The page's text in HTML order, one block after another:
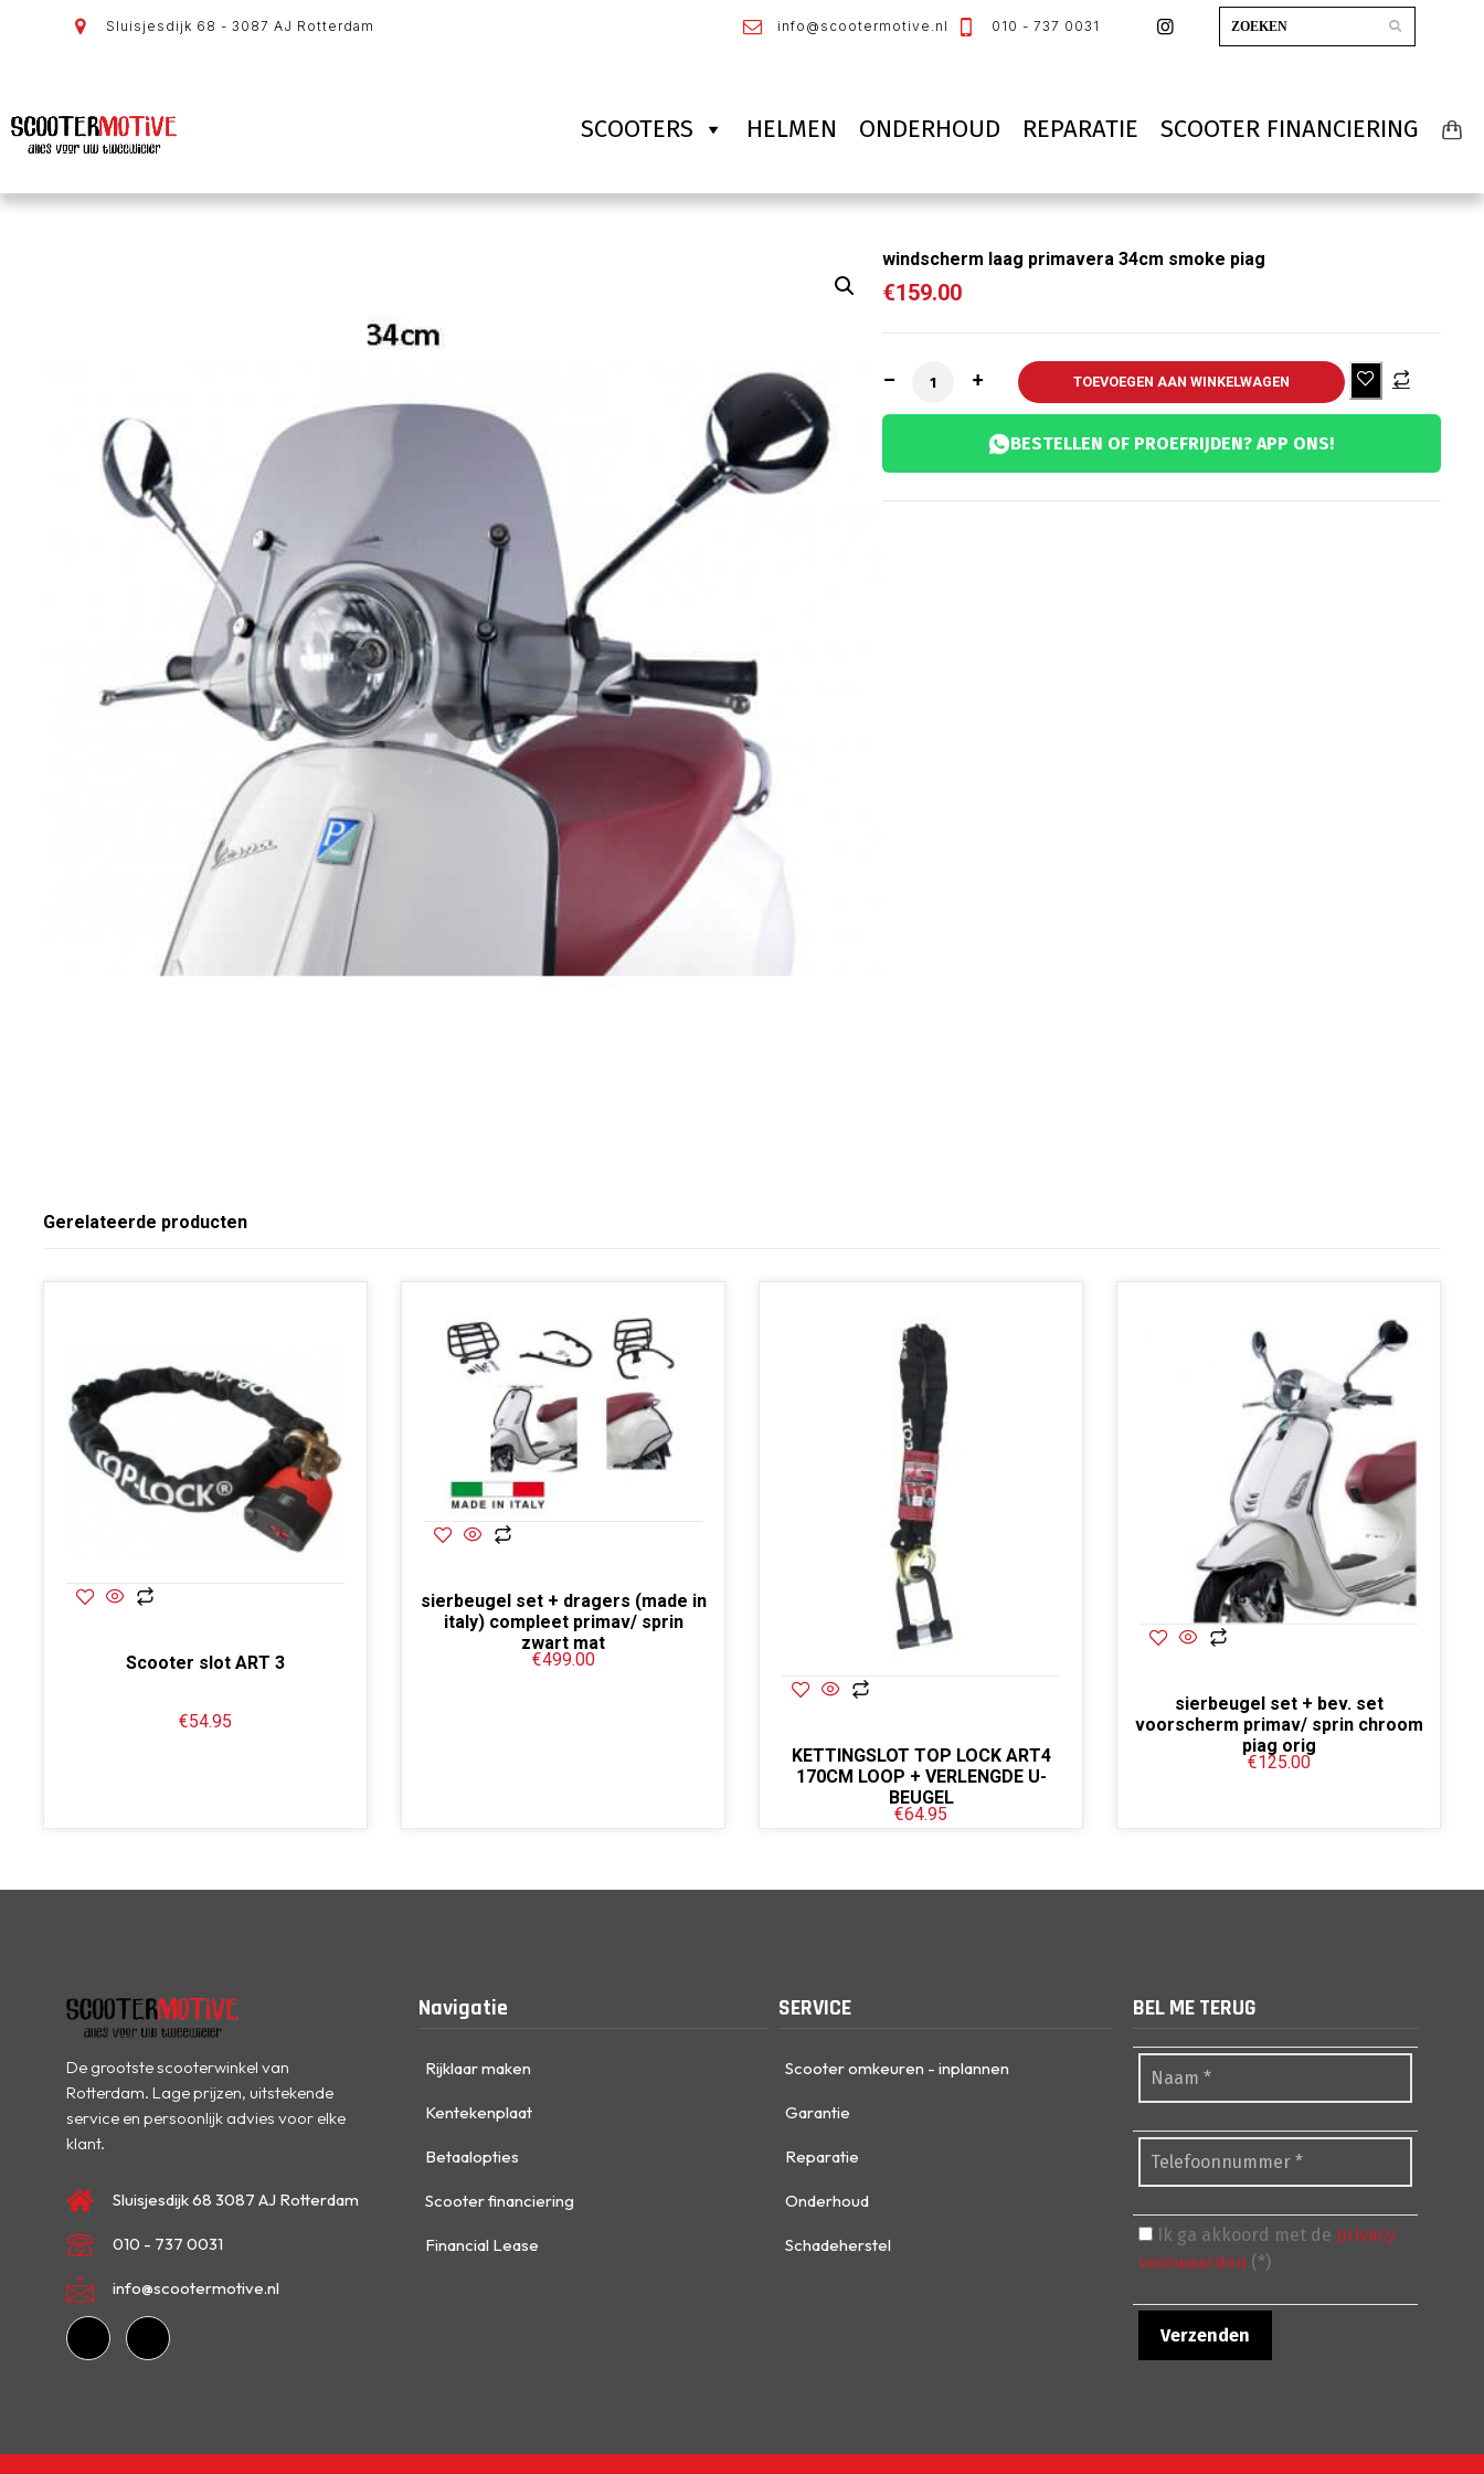
Sluisjesdijk 68 - 3087 AJ Rotterdam info@scootermotive.nl 010 - 737 0031
SCOOTERS HELMEN ONDERHOUD REPARATIE SCOOTER FINANCIERING
windscherm laag primavera 34cm smoke piag
€159.00
TOEVOEGEN AAN WINKELWAGEN
BESTELLEN OF PROEFRIJDEN? APP ONS!
Gerelateerde producten
Scooter slot ART 3
€54.95
sierbeugel set + dragers (made in
italy) compleet primav/ sprin
zwart mat
€499.00
KETTINGSLOT TOP LOCK ART4
170CM LOOP + VERLENGDE U-
BEUGEL
€64.95
sierbeugel set + bev. set
voorscherm primav/ sprin chroom
piag orig
€125.00
De grootste scooterwinkel van
Rotterdam. Lage prijzen, uitstekende
service en persoonlijk advies voor elke
klant.
Sluisjesdijk 68 3087 AJ Rotterdam
010 - 737 0031
info@scootermotive.nl
Navigatie
Rijklaar maken
Kentekenplaat
Betaalopties
Scooter financiering
Financial Lease
SERVICE
Scooter omkeuren - inplannen
Garantie
Reparatie
Onderhoud
Schadeherstel
BEL ME TERUG
Ik ga akkoord met de privacy
voorwaarden (*)